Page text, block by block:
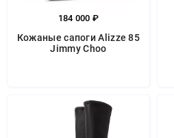
184 000 ₽
Кожаные сапоги Alizze 85
Jimmy Choo